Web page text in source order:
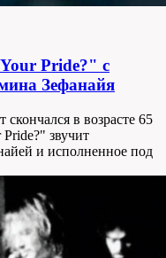
Pride?" с
Зефанайя
в возрасте 65
звучит
и исполненное под